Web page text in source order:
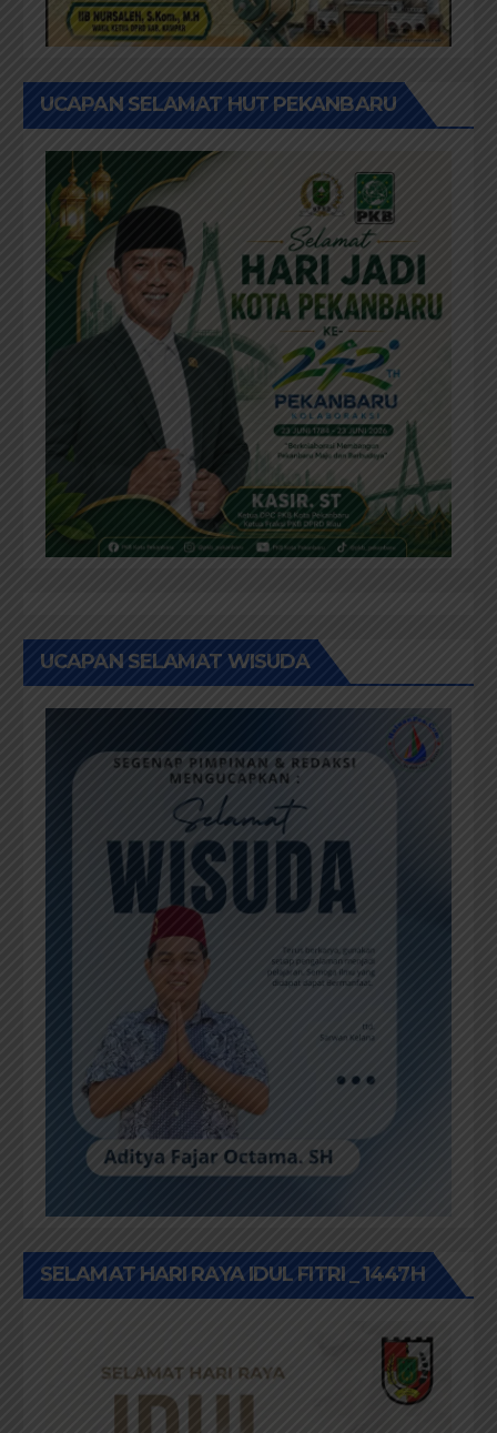
UCAPAN SELAMAT HUT PEKANBARU
UCAPAN SELAMAT WISUDA
SELAMAT HARI RAYA IDUL FITRI _ 1447H